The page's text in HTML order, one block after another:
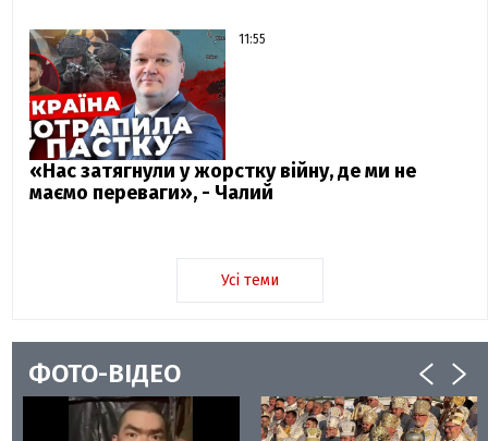
11:55
«Нас затягнули у жорстку війну, де ми не
маємо переваги», - Чалий
Усі теми
ФОТО-ВІДЕО